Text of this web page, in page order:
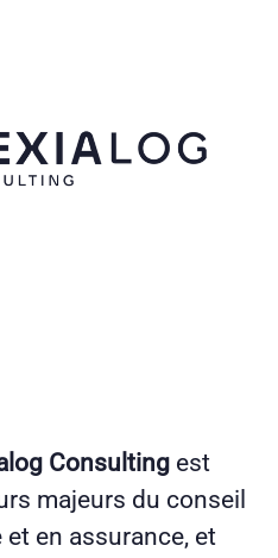
Consulting est
majeurs du conseil
en assurance, et